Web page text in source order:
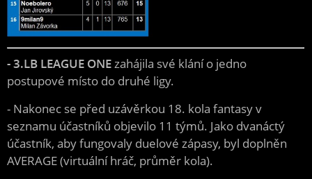
- 3.LB LEAGUE ONE zahájila své klání o jedno
postupové místo do druhé ligy.
​- Nakonec se před uzávěrkou 18. kola fantasy v
seznamu účastníků objevilo 11 týmů. Jako dvanáctý
účastník, aby fungovaly duelové zápasy, byl doplněn
AVERAGE (virtuální hráč, průměr kola).